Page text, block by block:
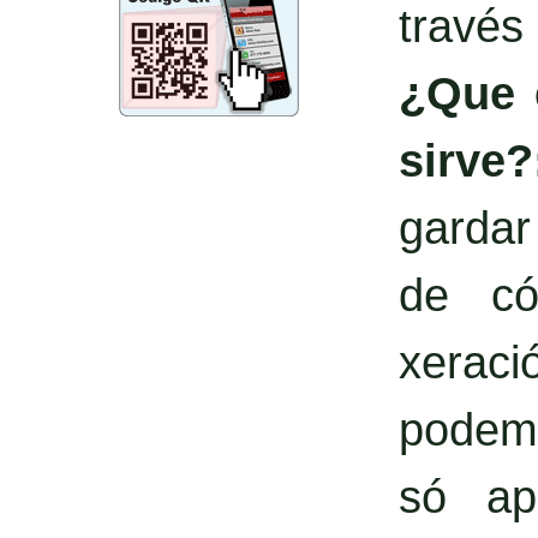
través
¿Que
de
só